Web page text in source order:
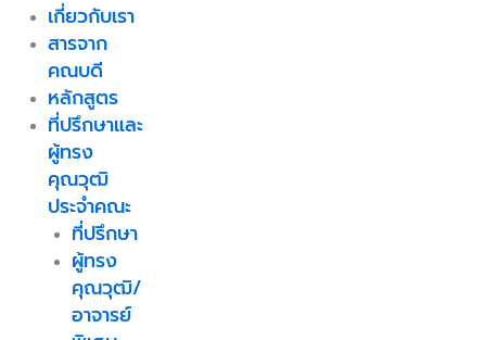
เกี่ยวกับเรา
สารจาก
คณบดี
หลักสูตร
ที่ปรึกษาและ
ผู้ทรง
คุณวุฒิ
ประจำคณะ
ที่ปรึกษา
ผู้ทรง
คุณวุฒิ/
อาจารย์